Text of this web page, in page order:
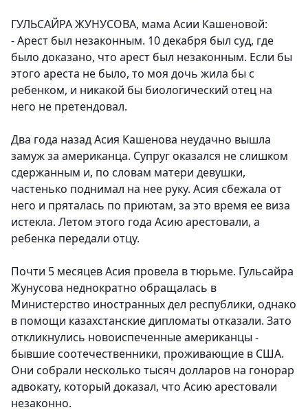
ГУЛЬСАЙРА ЖУНУСОВА, мама Асии Кашеновой:
- Арест был незаконным. 10 декабря был суд, где
было доказано, что арест был незаконным. Если бы
этого ареста не было, то моя дочь жила бы с
ребенком, и никакой бы биологический отец на
него не претендовал.
Два года назад Асия Кашенова неудачно вышла
замуж за американца. Супруг оказался не слишком
сдержанным и, по словам матери девушки,
частенько поднимал на нее руку. Асия сбежала от
него и пряталась по приютам, за это время ее виза
истекла. Летом этого года Асию арестовали, а
ребенка передали отцу.
Почти 5 месяцев Асия провела в тюрьме. Гульсайра
Жунусова неднократно обращалась в
Министерство иностранных дел республики, однако
в помощи казахстанские дипломаты отказали. Зато
откликнулись новоиспеченные американцы -
бывшие соотечественники, проживающие в США.
Они собрали несколько тысяч долларов на гонорар
адвокату, который доказал, что Асию арестовали
незаконно.